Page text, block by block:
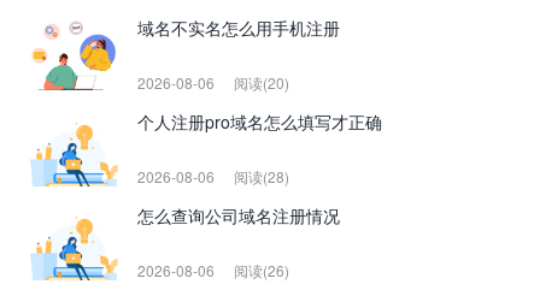
域名不实名怎么用手机注册
2026-08-06 阅读(20)
个人注册pro域名怎么填写才正确
2026-08-06 阅读(28)
怎么查询公司域名注册情况
2026-08-06 阅读(26)